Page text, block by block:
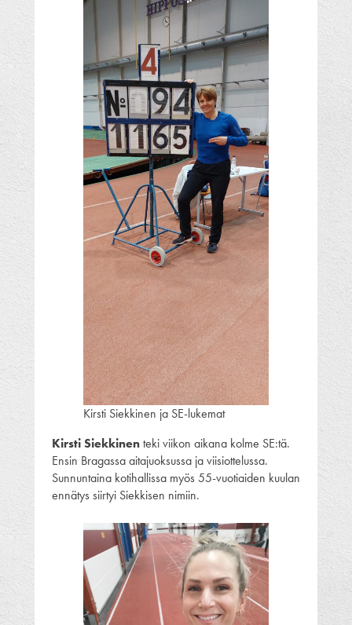
Kirsti Siekkinen ja SE-lukemat
Kirsti Siekkinenteki viikon aikana kolme SE:tä.
Ensin Bragassa aitajuoksussa ja viisiottelussa.
Sunnuntaina kotihallissa myös 55-vuotiaiden kuulan
ennätys siirtyi Siekkisen nimiin.